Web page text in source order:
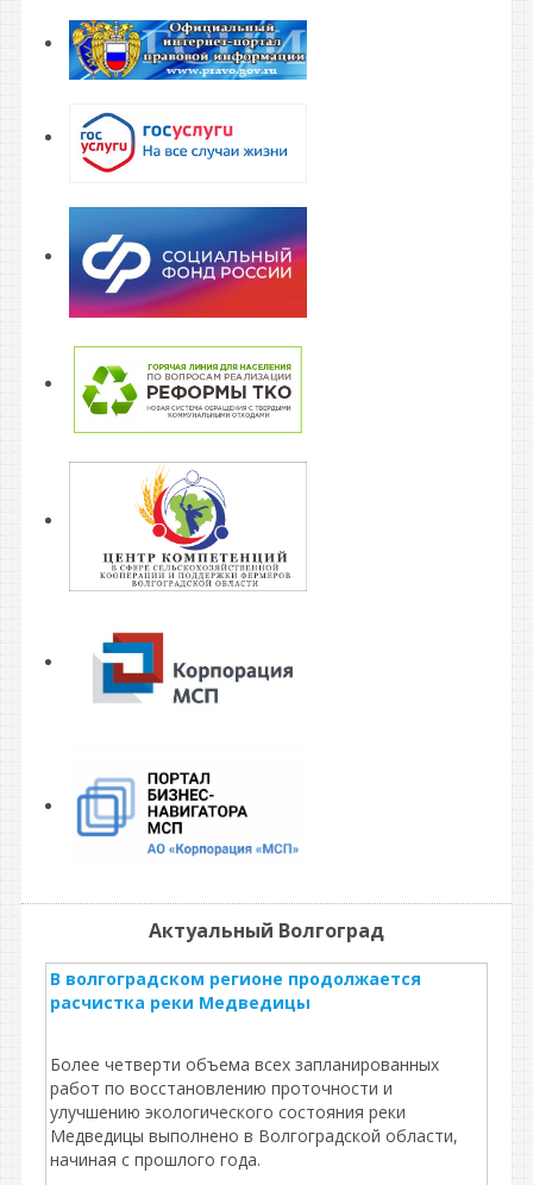
Актуальный Волгоград
В волгоградском регионе продолжается
расчистка реки Медведицы
Более четверти объема всех запланированных
работ по восстановлению проточности и
улучшению экологического состояния реки
Медведицы выполнено в Волгоградской области,
начиная с прошлого года.